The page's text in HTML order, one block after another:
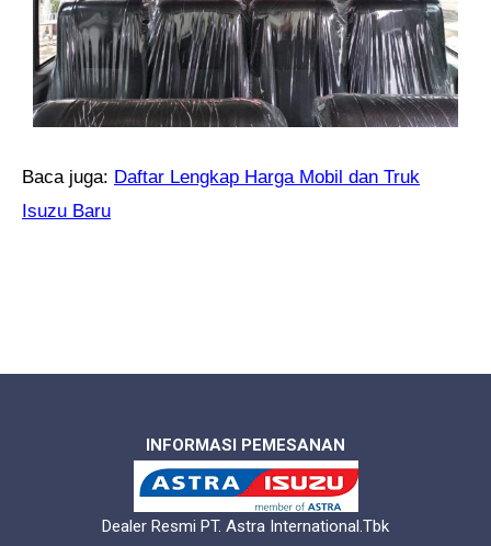
Baca juga: Daftar Lengkap Harga Mobil dan Truk
Isuzu Baru
INFORMASI PEMESANAN
Dealer Resmi PT. Astra International.Tbk